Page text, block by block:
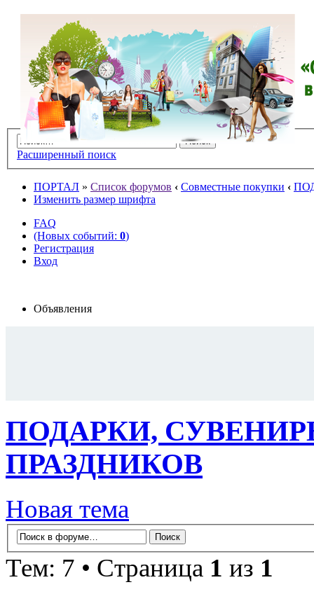
Расширенный поиск
ПОРТАЛ » Список форумов ‹ Совместные покупки ‹
Изменить размер шрифта
FAQ
(Новых событий: 0)
Регистрация
Вход
Объявления
ПОДАРКИ,
ПРАЗДНИКОВ
Новая тема
Тем: 7 • Страница 1 из 1